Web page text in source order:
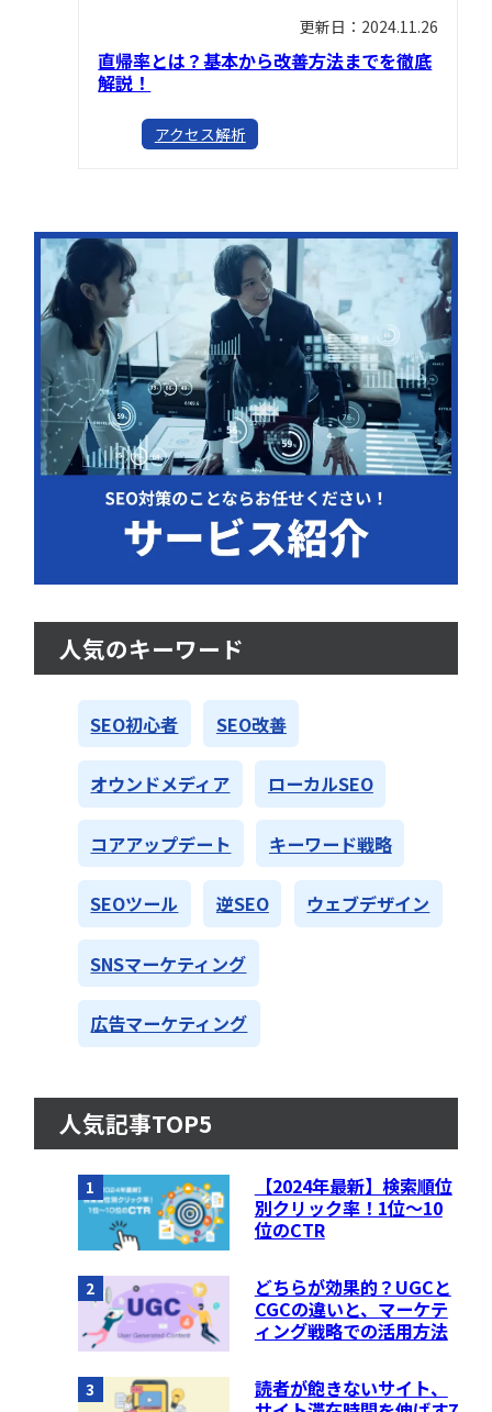
更新日：2024.11.26
直帰率とは？基本から改善方法までを徹底
解説！
アクセス解析
人気のキーワード
SEO初心者 SEO改善
オウンドメディア ローカルSEO
コアアップデート キーワード戦略
SEOツール 逆SEO ウェブデザイン
SNSマーケティング
広告マーケティング
人気記事TOP5
1
【2024年最新】検索順位
別クリック率！1位〜10
位のCTR
2
どちらが効果的？UGCと
CGCの違いと、マーケテ
ィング戦略での活用方法
3
読者が飽きないサイト、